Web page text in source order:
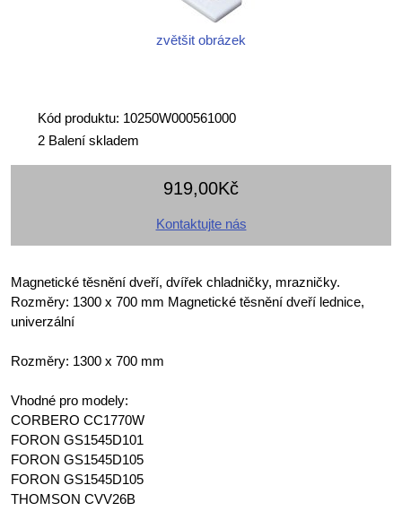
zvětšit obrázek
Kód produktu: 10250W000561000
2 Balení skladem
919,00Kč
Kontaktujte nás
Magnetické těsnění dveří, dvířek chladničky, mrazničky.
Rozměry: 1300 x 700 mm Magnetické těsnění dveří lednice,
univerzální
Rozměry: 1300 x 700 mm
Vhodné pro modely:
CORBERO CC1770W
FORON GS1545D101
FORON GS1545D105
FORON GS1545D105
THOMSON CVV26B